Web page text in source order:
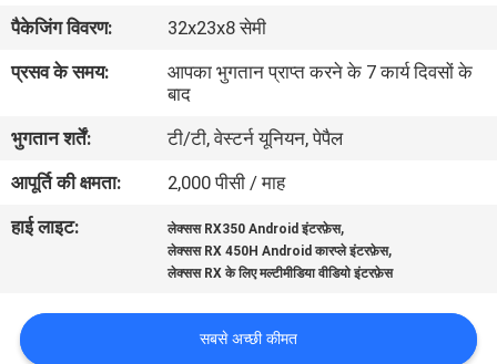
गुणवत्ता
नियंत्रण
संपर्क
करें
मामलों
पैकेजिंग विवरण:
32x23x8 सेमी
प्रसव के समय:
आपका भुगतान प्राप्त करने के 7 कार्य दिवसों के
बाद
भुगतान शर्तें:
टी/टी, वेस्टर्न यूनियन, पेपैल
आपूर्ति की क्षमता:
2,000 पीसी / माह
हाई लाइट:
लेक्सस RX350 Android इंटरफ़ेस,
लेक्सस RX 450H Android कारप्ले इंटरफ़ेस,
लेक्सस RX के लिए मल्टीमीडिया वीडियो इंटरफ़ेस
सबसे अच्छी कीमत